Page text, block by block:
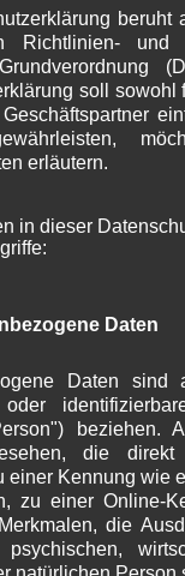
mit
sollte.
die
Sicht noch
Fördertiefe von
vom Brunnen
Zuge des
Leitungen
um im
wurde im
die
geregelt.
teilweise
Richtlinien-
Grundverordnung
soll
erläutern.
in dieser
Daten
Daten
oder
beziehen.
die
einer Kennung wie
zu einer Online-
die
psychischen,